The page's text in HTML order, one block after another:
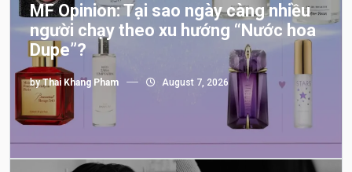
MF Opinion: Tại sao ngày càng nhiều
người chạy theo xu hướng “Nước hoa
Dupe”?
byThai Khang Pham August 7, 2026